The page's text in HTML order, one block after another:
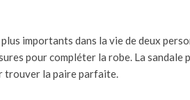
plus importants dans la vie de deux
pour compléter la robe. La
trouver la paire parfaite.